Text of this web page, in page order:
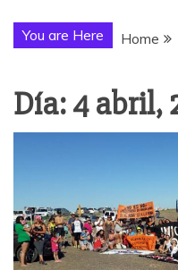
You are Here Home
Día:4 abril,